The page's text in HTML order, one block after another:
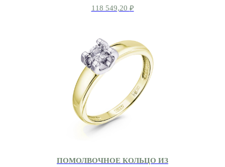
118 549,20 ₽
ПОМОЛВОЧНОЕ КОЛЬЦО ИЗ